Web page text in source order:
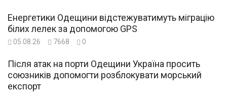
Енергетики Одещини відстежуватимуть міграцію
білих лелек за допомогою GPS
05.08.26 7668 0
Після атак на порти Одещини Україна просить
союзників допомогти розблокувати морський
експорт